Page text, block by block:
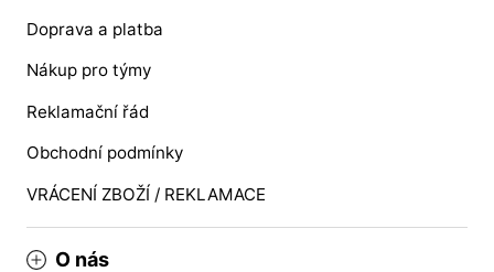
Doprava a platba
Nákup pro týmy
Reklamační řád
Obchodní podmínky
VRÁCENÍ ZBOŽÍ / REKLAMACE
O nás